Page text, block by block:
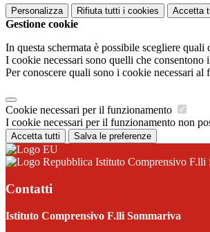
Personalizza Rifiuta tutti i cookies Accetta
Gestione cookie
In questa schermata è possibile scegliere quali
I cookie necessari sono quelli che
Per conoscere quali sono i cookie necessari
Cookie necessari per il funzionamento
I cookie necessari per il funzionamento non
Accetta tutti Salva le preferenze
Istituto Comprensivo F.lli
Contatti
Istituto Comprensivo F.lli Sommariva